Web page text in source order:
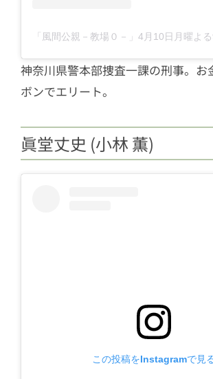
神奈川県警本部捜査一課の刑事。お
ボンでエリート。
眞堂丈史 (小林 薫)
この投稿をInstagramで見